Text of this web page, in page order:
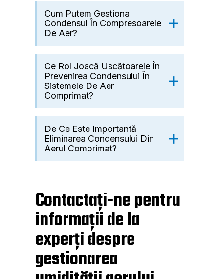
Cum Putem Gestiona
Condensul În Compresoarele
De Aer?
Ce Rol Joacă Uscătoarele În
Prevenirea Condensului În
Sistemele De Aer
Comprimat?
De Ce Este Importantă
Eliminarea Condensului Din
Aerul Comprimat?
Contactați-ne pentru
informații de la
experți despre
gestionarea